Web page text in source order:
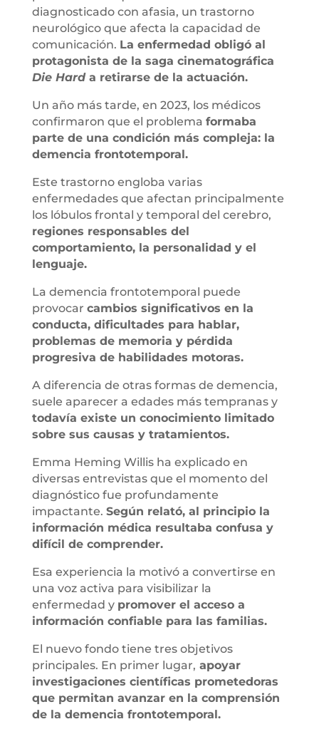
diagnosticado con afasia, un trastorno
neurológico que afecta la capacidad de
comunicación. La enfermedad obligó al
protagonista de la saga cinematográfica
Die Harda retirarse de la actuación.
Un año más tarde, en 2023, los médicos
confirmaron que el problema formaba
parte de una condición más compleja: la
demencia frontotemporal.
Este trastorno engloba varias
enfermedades que afectan principalmente
los lóbulos frontal y temporal del cerebro,
regiones responsables del
comportamiento, la personalidad y el
lenguaje.
La demencia frontotemporal puede
provocar cambios significativos en la
conducta, dificultades para hablar,
problemas de memoria y pérdida
progresiva de habilidades motoras.
A diferencia de otras formas de demencia,
suele aparecer a edades más tempranas y
todavía existe un conocimiento limitado
sobre sus causas y tratamientos.
Emma Heming Willis ha explicado en
diversas entrevistas que el momento del
diagnóstico fue profundamente
impactante. Según relató, al principio la
información médica resultaba confusa y
difícil de comprender.
Esa experiencia la motivó a convertirse en
una voz activa para visibilizar la
enfermedad y promover el acceso a
información confiable para las familias.
El nuevo fondo tiene tres objetivos
principales. En primer lugar, apoyar
investigaciones científicas prometedoras
que permitan avanzar en la comprensión
de la demencia frontotemporal.